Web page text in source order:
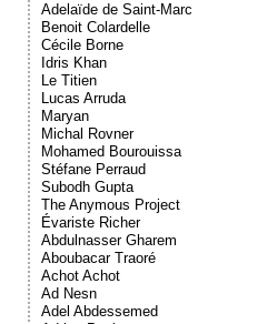
Adelaïde de Saint-Marc
Benoit Colardelle
Cécile Borne
Idris Khan
Le Titien
Lucas Arruda
Maryan
Michal Rovner
Mohamed Bourouissa
Stéfane Perraud
Subodh Gupta
The Anymous Project
Évariste Richer
Abdulnasser Gharem
Aboubacar Traoré
Achot Achot
Ad Nesn
Adel Abdessemed